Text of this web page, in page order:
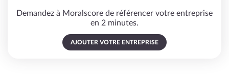
Demandez à Moralscore de référencer votre entreprise
en 2 minutes.
AJOUTER VOTRE ENTREPRISE